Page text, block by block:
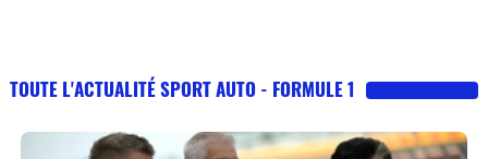
TOUTE L'ACTUALITÉ SPORT AUTO - FORMULE 1